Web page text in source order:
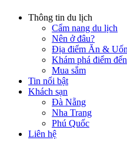
Thông tin du lịch
Cẩm nang du lịch
Nên ở đâu?
Địa điểm Ăn &
Khám phá điểm đến
Mua sắm
Tin nổi bật
Khách sạn
Đà Nẵng
Nha Trang
Phú Quốc
Liên hệ